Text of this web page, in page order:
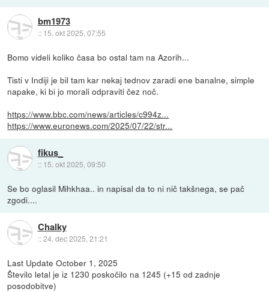
bm1973
:: 15. okt 2025, 07:55
Bomo videli koliko časa bo ostal tam na Azorih...
Tisti v Indiji je bil tam kar nekaj tednov zaradi ene banalne, simple
napake, ki bi jo morali odpraviti čez noč.
https://www.bbc.com/news/articles/c994z...
https://www.euronews.com/2025/07/22/str...
fikus_
:: 15. okt 2025, 09:50
Se bo oglasil Mihkhaa.. in napisal da to ni nič takšnega, se pač
zgodi....
Chalky
::24. dec 2025, 21:21
Last Update October 1, 2025
Število letal je iz 1230 poskočilo na 1245 (+15 od zadnje
posodobitve)